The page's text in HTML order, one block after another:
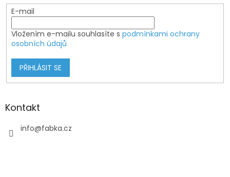
E-mail
Vložením e-mailu souhlasíte s podmínkami ochrany
osobních údajů
PŘIHLÁSIT SE
Kontakt
info@fabka.cz